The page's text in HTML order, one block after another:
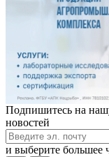
Подпишитесь на
новостей
и выберите большее